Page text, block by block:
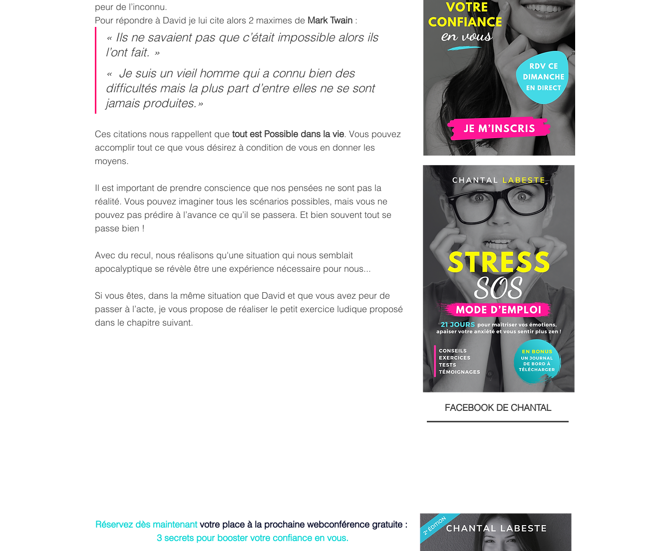
peur de l’inconnu.
Pour répondre à David je lui cite alors 2 maximes de Mark Twain :
« Ils ne savaient pas que c’était impossible alors ils
l’ont fait. »
«  Je suis un vieil homme qui a connu bien des
difficultés mais la plus part d’entre elles ne se sont
jamais produites.»
Ces citations nous rappellent que tout est Possible dans la vie. Vous pouvez
accomplir tout ce que vous désirez à condition de vous en donner les
moyens.
Il est important de prendre conscience que nos pensées ne sont pas la
réalité. Vous pouvez imaginer tous les scénarios possibles, mais vous ne
pouvez pas prédire à l’avance ce qu’il se passera. Et bien souvent tout se
passe bien !
Avec du recul, nous réalisons qu'une situation qui nous semblait
apocalyptique se révèle être une expérience nécessaire pour nous...
Si vous êtes, dans la même situation que David et que vous avez peur de
passer à l’acte, je vous propose de réaliser le petit exercice ludique proposé
dans le chapitre suivant.
Réservez dès maintenant votre place à la prochaine webconférence gratuite :
3 secrets pour booster votre confiance en vous.
FACEBOOK DE CHANTAL